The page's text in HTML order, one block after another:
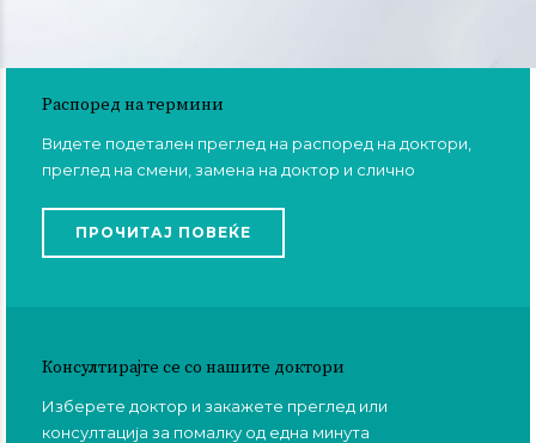
Распоред на термини
Видете подетален преглед на распоред на доктори,
преглед на смени, замена на доктор и слично
ПРОЧИТАЈ ПОВЕЌЕ
Консултирајте се со нашите доктори
Изберете доктор и закажете преглед или
консултација за помалку од една минута